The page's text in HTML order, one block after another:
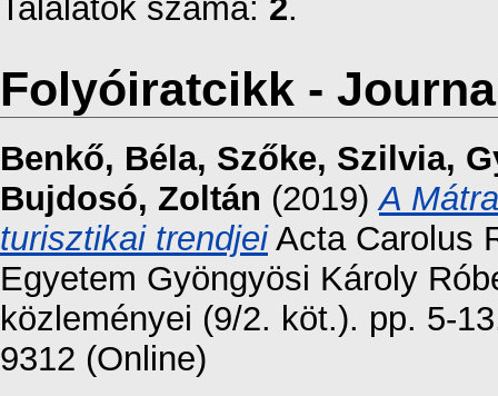
Találatok száma: 2.
Folyóiratcikk -
Benkő, Béla, Szőke, Szilvia,
Bujdosó, Zoltán (2019)A
turisztikai trendjeiActa Carolus
Egyetem Gyöngyösi Károly
közleményei (9/2. köt.). pp. 5-
9312 (Online)